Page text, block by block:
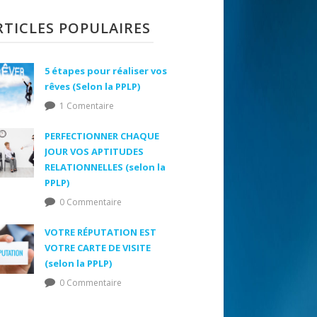
POPULAIRES
5 étapes pour réaliser vos
rêves (Selon la PPLP)
1 Comentaire
PERFECTIONNER CHAQUE
JOUR VOS APTITUDES
RELATIONNELLES (selon la
PPLP)
0 Commentaire
VOTRE RÉPUTATION EST
VOTRE CARTE DE VISITE
(selon la PPLP)
0 Commentaire